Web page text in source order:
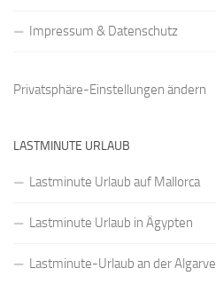
Impressum & Datenschutz
Privatsphäre-Einstellungen ändern
LASTMINUTE URLAUB
Lastminute Urlaub auf Mallorca
Lastminute Urlaub in Ägypten
Lastminute-Urlaub an der Algarve